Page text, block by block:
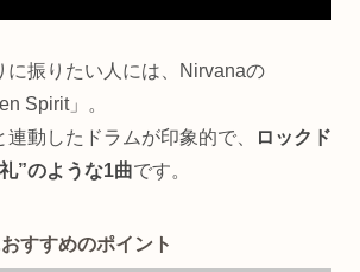
に振りたい人には、Nirvanaの
Spirit」。
動したドラムが印象的で、
ロックド
”のような1曲です。
すすめのポイント